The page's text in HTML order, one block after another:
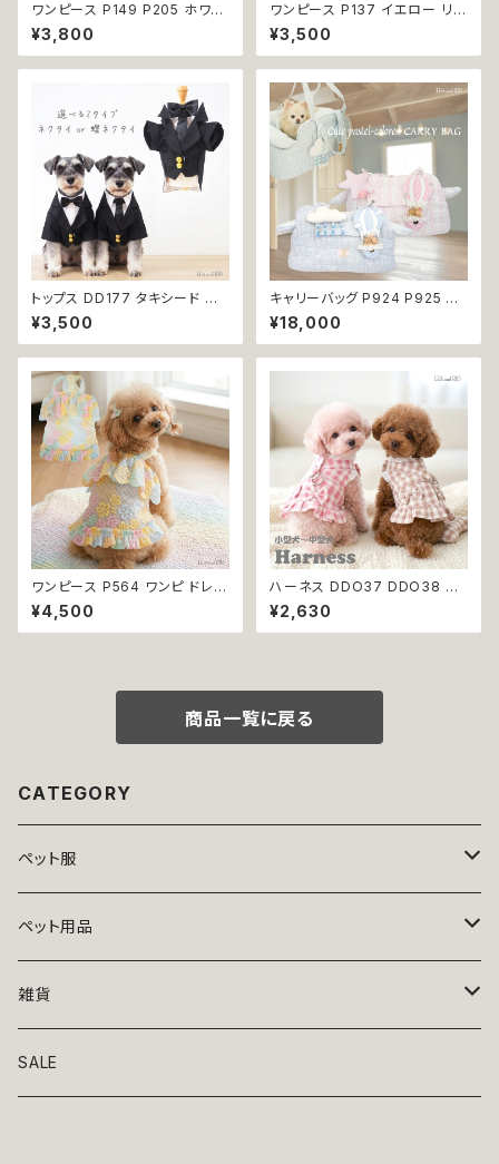
ワンピース P149 P205 ホワイ
ト ピンク フラワー ハンドメイド
Bee パステル コットン dog ウ
ェア ドッグ ウェア ドッグウエア
の洋服 洋服 小型犬 中型犬 女
の子 スカート 花 蜂 ストーン ビ
ジュー アップリケ かわいい 可
愛い おしゃれ 送料無料 返品交
換不可
¥3,800
ワンピース P137 イエロー リボ
ン 夏用 ハンドメイド 夏服 おし
ゃれ かわいい ガーリー キュート
レモン lemon 黄色 チェック フ
dog 服 ドッグウェア 犬 猫 犬服
猫服 ペット 洋服 小型犬 ワンち
ゃん 夏 サマー 返品交換不可
¥3,500
トップス DD177 タキシード ス
ーツ フォーマル 蝶ネクタイ ネク
タイ リボン 犬 猫 ペット 服 犬の
服 猫の服 犬服 猫服 ドッグウェ
シャツ 返品交換不可
¥3,500
キャリーバッグ P924 P925 キ
ャリーケース ショルダーバッグ
ボストンバッグ お出掛け 散歩
旅行 避難用 防災 犬 猫 ペット
¥18,000
ワンピース P564 ワンピ ドレス
ハンドメイド 花 透け感 スカート
トップス 裏地付き パピー 小型
犬 犬 猫 ペット 服 犬服 猫服 犬
¥4,500
ハーネス DDO37 DDO38 洋
服のようなハーネス 胴輪 チェッ
ク 散歩 お出掛け 引っ張り防止
小型犬 犬 猫 ペット 服 犬服 返
¥2,630
商品一覧に戻る
CATEGORY
ペット服
トップス
ニット
アロハ
ボトムス
ワンピース
ペット用品
ベッド
リード・首輪
雑貨
アート
SALE